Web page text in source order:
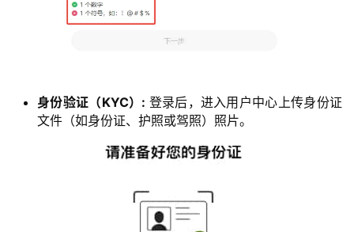
身份验证（KYC）: 登录后，进入用户中心上传身份证
文件（如身份证、护照或驾照）照片。